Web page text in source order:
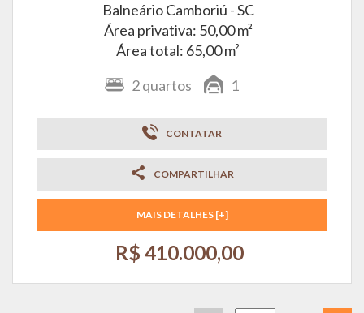
Balneário Camboriú - SC
Área privativa: 50,00 m²
Área total: 65,00 m²
2quartos 1
CONTATAR
COMPARTILHAR
MAIS DETALHES [+]
R$ 410.000,00